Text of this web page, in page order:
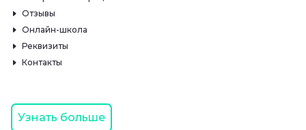
Отзывы
Онлайн-школа
Реквизиты
Контакты
Узнать больше